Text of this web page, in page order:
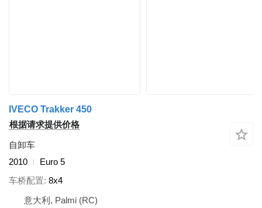
IVECO Trakker 450
根据请求提供价格
自卸车
2010
Euro 5
车桥配置 8x4
意大利, Palmi (RC)